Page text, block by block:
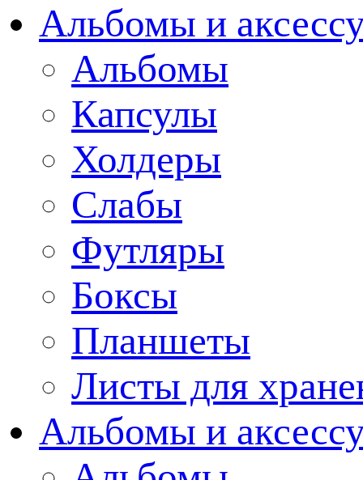
Альбомы и
Альбомы
Капсулы
Холдеры
Слабы
Футляры
Боксы
Планшеты
Листы для
Альбомы и